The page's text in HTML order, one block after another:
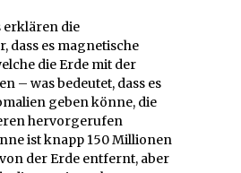
erklären die
dass es magnetische
die Erde mit der
– was bedeutet, dass es
geben könne, die
hervorgerufen
ist knapp 150 Millionen
der Erde entfernt, aber